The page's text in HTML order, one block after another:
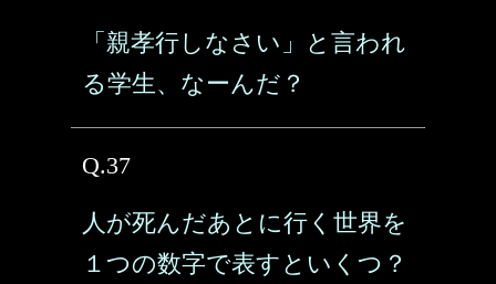
「親孝行しなさい」と言われ
る学生、なーんだ？
Q.37
人が死んだあとに行く世界を
１つの数字で表すといくつ？